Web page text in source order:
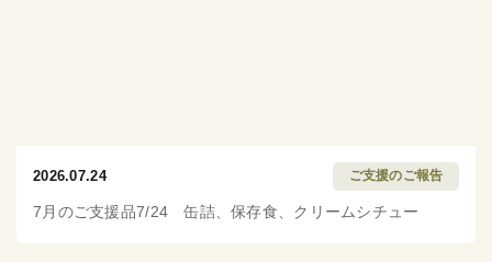
2026.07.24 ご支援のご報告
7月のご支援品7/24 缶詰、保存食、クリームシチュー